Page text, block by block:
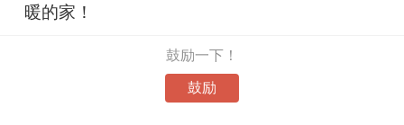
暖的家！
鼓励一下！
鼓励